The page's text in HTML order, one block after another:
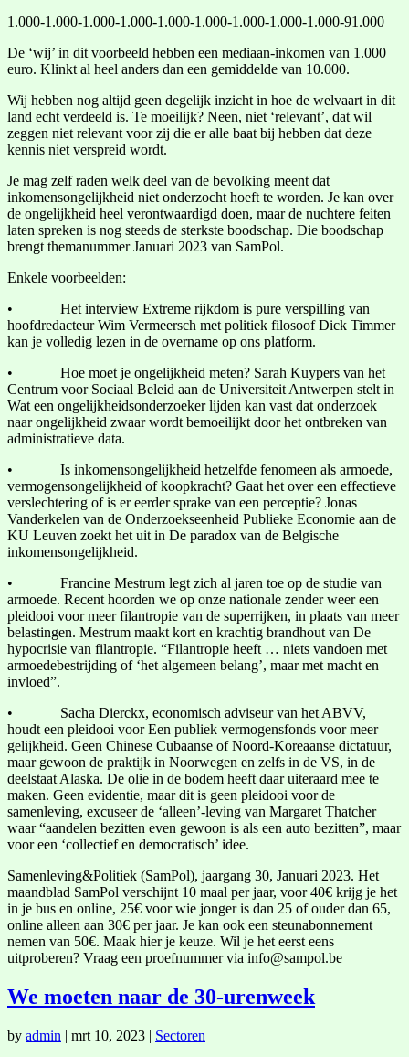
1.000-1.000-1.000-1.000-1.000-1.000-1.000-1.000-1.000-91.000
De ‘wij’ in dit voorbeeld hebben een mediaan-inkomen van 1.000
euro. Klinkt al heel anders dan een gemiddelde van 10.000.
Wij hebben nog altijd geen degelijk inzicht in hoe de welvaart in dit
land echt verdeeld is. Te moeilijk? Neen, niet ‘relevant’, dat wil
zeggen niet relevant voor zij die er alle baat bij hebben dat deze
kennis niet verspreid wordt.
Je mag zelf raden welk deel van de bevolking meent dat
inkomensongelijkheid niet onderzocht hoeft te worden. Je kan over
de ongelijkheid heel verontwaardigd doen, maar de nuchtere feiten
laten spreken is nog steeds de sterkste boodschap. Die boodschap
brengt themanummer Januari 2023 van SamPol.
Enkele voorbeelden:
• Het interview Extreme rijkdom is pure verspilling van
hoofdredacteur Wim Vermeersch met politiek filosoof Dick Timmer
kan je volledig lezen in de overname op ons platform.
• Hoe moet je ongelijkheid meten? Sarah Kuypers van het
Centrum voor Sociaal Beleid aan de Universiteit Antwerpen stelt in
Wat een ongelijkheidsonderzoeker lijden kan vast dat onderzoek
naar ongelijkheid zwaar wordt bemoeilijkt door het ontbreken van
administratieve data.
• Is inkomensongelijkheid hetzelfde fenomeen als armoede,
vermogensongelijkheid of koopkracht? Gaat het over een effectieve
verslechtering of is er eerder sprake van een perceptie? Jonas
Vanderkelen van de Onderzoekseenheid Publieke Economie aan de
KU Leuven zoekt het uit in De paradox van de Belgische
inkomensongelijkheid.
• Francine Mestrum legt zich al jaren toe op de studie van
armoede. Recent hoorden we op onze nationale zender weer een
pleidooi voor meer filantropie van de superrijken, in plaats van meer
belastingen. Mestrum maakt kort en krachtig brandhout van De
hypocrisie van filantropie. “Filantropie heeft … niets vandoen met
armoedebestrijding of ‘het algemeen belang’, maar met macht en
invloed”.
• Sacha Dierckx, economisch adviseur van het ABVV,
houdt een pleidooi voor Een publiek vermogensfonds voor meer
gelijkheid. Geen Chinese Cubaanse of Noord-Koreaanse dictatuur,
maar gewoon de praktijk in Noorwegen en zelfs in de VS, in de
deelstaat Alaska. De olie in de bodem heeft daar uiteraard mee te
maken. Geen evidentie, maar dit is geen pleidooi voor de
samenleving, excuseer de ‘alleen’-leving van Margaret Thatcher
waar “aandelen bezitten even gewoon is als een auto bezitten”, maar
voor een ‘collectief en democratisch’ idee.
Samenleving&Politiek (SamPol), jaargang 30, Januari 2023. Het
maandblad SamPol verschijnt 10 maal per jaar, voor 40€ krijg je het
in je bus en online, 25€ voor wie jonger is dan 25 of ouder dan 65,
online alleen aan 30€ per jaar. Je kan ook een steunabonnement
nemen van 50€. Maak hier je keuze. Wil je het eerst eens
uitproberen? Vraag een proefnummer via info@sampol.be
We moeten naar de 30-urenweek
by admin | mrt 10, 2023 | Sectoren